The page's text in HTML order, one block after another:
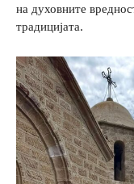
на духовните
традицијата.